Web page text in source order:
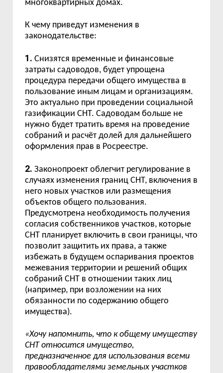
многоквартирных домах.
К чему приведут изменения в
законодательстве:
1. Снизятся временные и финансовые
затраты садоводов, будет упрощена
процедура передачи общего имущества в
пользование иным лицам и организациям.
Это актуально при проведении социальной
газификации СНТ. Садоводам больше не
нужно будет тратить время на проведение
собраний и расчёт долей для дальнейшего
оформления прав в Росреестре.
2. Законопроект облегчит регулирование в
случаях изменения границ СНТ, включения в
него новых участков или размещения
объектов общего пользования.
Предусмотрена необходимость получения
согласия собственников участков, которые
СНТ планирует включить в свои границы, что
позволит защитить их права, а также
избежать в будущем оспаривания проектов
межевания территории и решений общих
собраний СНТ в отношении таких лиц
(например, при возложении на них
обязанности по содержанию общего
имущества).
«Хочу напомнить, что к общему имуществу
СНТ относится имущество,
предназначенное для использования всеми
правообладателями земельных участков